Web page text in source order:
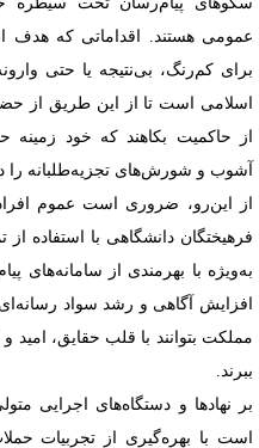
هستند. اقداماتی که هدف
کم‌رنگ، بی‌نتیجه یا حتی
است تا از این طریق از
حاکمیت بکاهند که خود زمینه
و شورش‌های تجزیه‌طلبانه را
این‌رو، ضروری است عموم
دانشگاهی با استفاده از
با بهرمندی از سامانه‌های
آگاهی و رشد سواد رسانه‌ای
بتوانند با قلب حقایق، امید و
نهادها و دستگاه‌های اجرایی
با بهره‌گیری از تجربیات